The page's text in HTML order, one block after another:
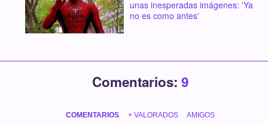
unas inesperadas imágenes: 'Ya
no es como antes'
Comentarios: 9
COMENTARIOS + VALORADOS AMIGOS